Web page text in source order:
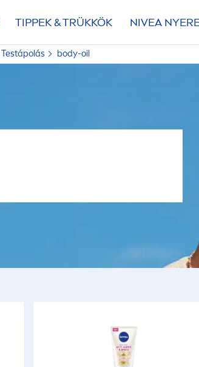
TIPPEK & TRÜKKÖK NIVEA
Testápolás body-oil